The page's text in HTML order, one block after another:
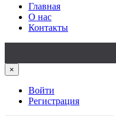
Главная
О нас
Контакты
×
Войти
Регистрация